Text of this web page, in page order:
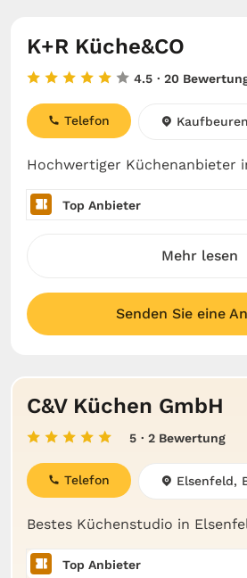
K+R Küche&CO
4.5 · 20
Hochwertiger Küchenanbieter
Telefon
Top Anbieter
Mehr lesen
Senden Sie eine
C&V Küchen GmbH
5 · 2 Bewertung
Bestes Küchenstudio in
Telefon Elsenfeld,
Top Anbieter